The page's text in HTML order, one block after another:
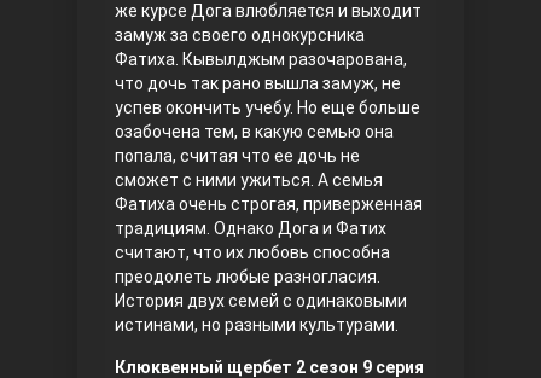
Любовь напрокат
Воскресший Эртугрул
же курсе Дога влюбляется и выходит
замуж за своего однокурсника
Фатиха. Кывылджым разочарована,
что дочь так рано вышла замуж, не
успев окончить учебу. Но еще больше
озабочена тем, в какую семью она
попала, считая что ее дочь не
сможет с ними ужиться. А семья
Фатиха очень строгая, приверженная
традициям. Однако Дога и Фатих
считают, что их любовь способна
преодолеть любые разногласия.
История двух семей с одинаковыми
истинами, но разными культурами.
Клюквенный щербет 2 сезон 9 серия